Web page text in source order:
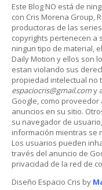
Este Blog NO está de
con Cris Morena Group,
productoras de las
copyrights pertenecen a
ningun tipo de material,
Daily Motion y ellos son
estan violando sus
propiedad intelectual no
espaciocris@gmail.comy
Google, como
anuncios en su sitio.
su navegador de
información mientras se
Los usuarios pueden
través del anuncio de
privacidad de la red de
Diseño Espacio Cris by